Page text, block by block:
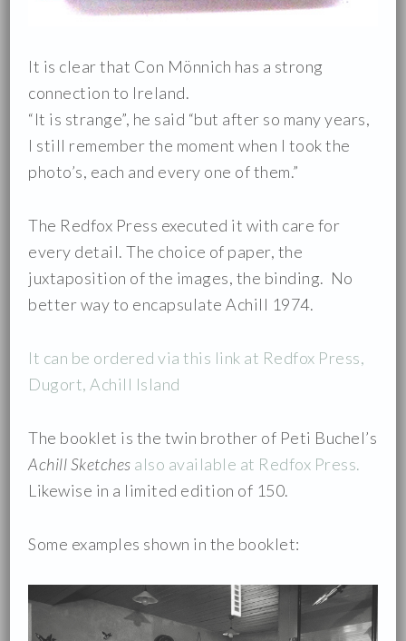
It is clear that Con Mönnich has a strong
connection to Ireland.
“It is strange”, he said “but after so many years,
I still remember the moment when I took the
photo’s, each and every one of them.”
The Redfox Press executed it with care for
every detail. The choice of paper, the
juxtaposition of the images, the binding. No
better way to encapsulate Achill 1974.
It can be ordered via this link at Redfox Press,
Dugort, Achill Island
The booklet is the twin brother of Peti Buchel’s
Achill Sketches also available at Redfox Press.
Likewise in a limited edition of 150.
Some examples shown in the booklet: